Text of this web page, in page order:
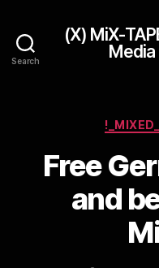
Search
(X) MiX-
Media
Free
and